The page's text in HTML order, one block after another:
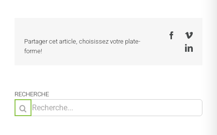
Partager cet article, choisissez votre plate-
forme!
FacebookVimeo
RECHERCHE
Rechercher: